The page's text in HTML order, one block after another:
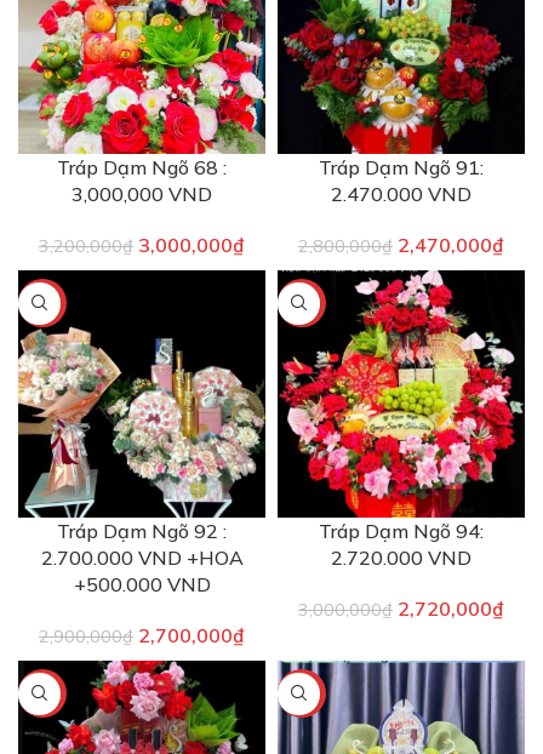
Tráp Dạm Ngõ 68 :
3,000,000 VND
3,200,000₫ 3,000,000₫
Tráp Dạm Ngõ 91:
2.470.000 VND
2,800,000₫ 2,470,000₫
-7%
Tráp Dạm Ngõ 92 :
2.700.000 VND +HOA
+500.000 VND
2,900,000₫ 2,700,000₫
-9%
Tráp Dạm Ngõ 94:
2.720.000 VND
3,000,000₫ 2,720,000₫
-8% -26%